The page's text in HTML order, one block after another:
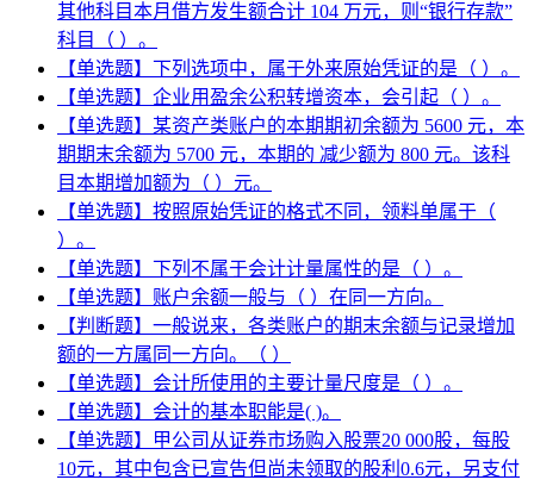
其他科目本月借方发生额合计 104 万元，则“银行存款”
科目（ ）。
【单选题】下列选项中，属于外来原始凭证的是（ ）。
【单选题】企业用盈余公积转增资本，会引起（ ）。
【单选题】某资产类账户的本期期初余额为 5600 元，本
期期末余额为 5700 元，本期的 减少额为 800 元。该科
目本期增加额为（ ）元。
【单选题】按照原始凭证的格式不同，领料单属于（
）。
【单选题】下列不属于会计计量属性的是（ ）。
【单选题】账户余额一般与（ ）在同一方向。
【判断题】一般说来，各类账户的期末余额与记录增加
额的一方属同一方向。（ ）
【单选题】会计所使用的主要计量尺度是（ ）。
【单选题】会计的基本职能是( )。
【单选题】甲公司从证券市场购入股票20 000股，每股
10元，其中包含已宣告但尚未领取的股利0.6元，另支付